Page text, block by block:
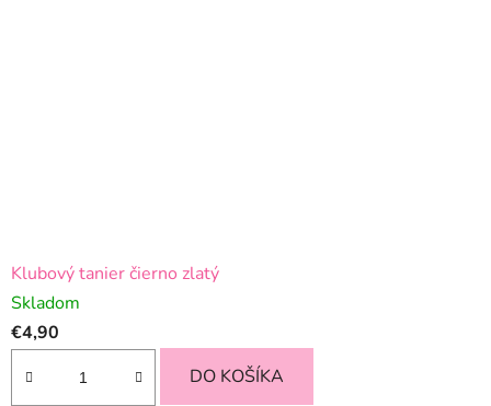
Klubový tanier čierno zlatý
Skladom
€4,90
DO KOŠÍKA